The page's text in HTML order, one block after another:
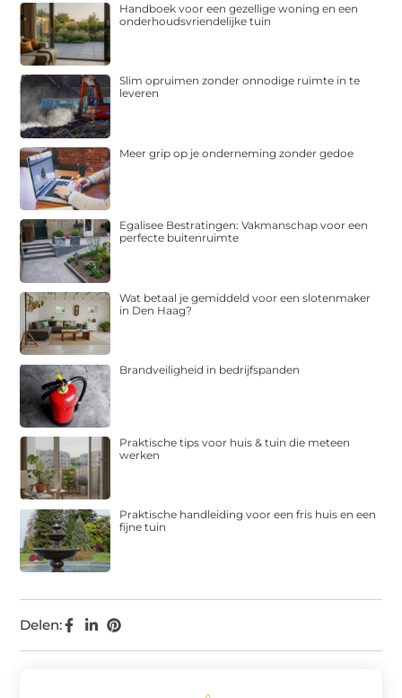
Delen:
Handboek voor een gezellige woning en een
onderhoudsvriendelijke tuin
Slim opruimen zonder onnodige ruimte in te
leveren
Meer grip op je onderneming zonder gedoe
Egalisee Bestratingen: Vakmanschap voor een
perfecte buitenruimte
Wat betaal je gemiddeld voor een slotenmaker
in Den Haag?
Brandveiligheid in bedrijfspanden
Praktische tips voor huis & tuin die meteen
werken
Praktische handleiding voor een fris huis en een
fijne tuin